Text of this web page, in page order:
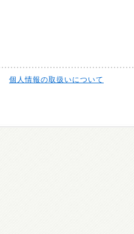
個人情報の取扱いについて